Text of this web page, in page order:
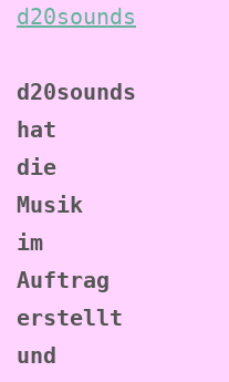
d20sounds
d20sounds
hat
die
Musik
im
Auftrag
erstellt
und